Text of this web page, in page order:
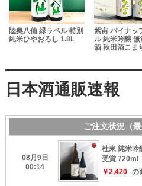
陸奥八仙 緑ラベル 特別
純米ひやおろし 1.8L
紫宙 パイナッ
ル 純米吟醸
酒 秋田酒こま